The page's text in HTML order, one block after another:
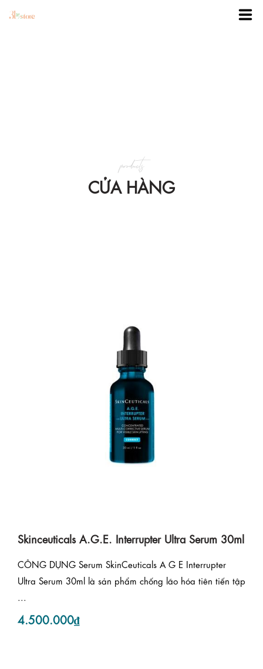
CỬA HÀNG
products
Skinceuticals A.G.E. Interrupter Ultra Serum 30ml
CÔNG DỤNG Serum SkinCeuticals A G E Interrupter
Ultra Serum 30ml là sản phẩm chống lão hóa tiên tiến tập
...
4.500.000₫